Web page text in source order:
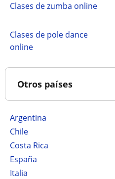
Clases de zumba online
Clases de pole dance
online
Otros países
Argentina
Chile
Costa Rica
España
Italia